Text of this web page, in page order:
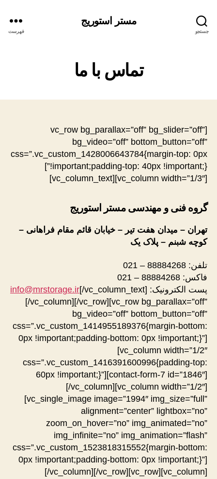
جستجو
مستر استوریج
فهرست
تماس با ما
[vc_row bg_parallax=”off” bg_slider=”off”
bg_video=”off” bottom_button=”off”
css=”.vc_custom_1428006643784{margin-top: 0px
!important;padding-top: 40px !important;}”]
[vc_column width=”1/3″][vc_column_text]
گروه فنی و مهندسی مستر استوریج
تهران – میدان هفت تیر – خیابان قائم مقام فراهانی –
کوچه شبنم – پلاک یک
تلفن: 88884268 – 021
فاکس: 88884268 – 021
پست الکترونیک:
info@mrstorage.ir[/vc_column_text]
[/vc_column][/vc_row][vc_row bg_parallax=”off”
bg_video=”off” bottom_button=”off”
css=”.vc_custom_1414955189376{margin-bottom:
0px !important;padding-bottom: 0px !important;}”]
[vc_column width=”1/2″
css=”.vc_custom_1416391600996{padding-top:
60px !important;}”][contact-form-7 id=”1846″]
[/vc_column][vc_column width=”1/2″]
[vc_single_image image=”1994″ img_size=”full”
alignment=”center” lightbox=”no”
zoom_on_hover=”no” img_animated=”no”
img_infinite=”no” img_animation=”flash”
css=”.vc_custom_1523818315552{margin-bottom:
0px !important;padding-bottom: 0px !important;}”]
[/vc_column][/vc_row][vc_row][vc_column]